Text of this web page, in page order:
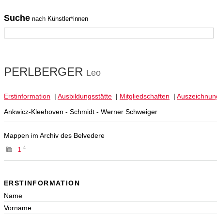
Suche nach Künstler*innen
PERLBERGER Leo
Erstinformation | Ausbildungsstätte | Mitgliedschaften |
Ankwicz-Kleehoven - Schmidt - Werner Schweiger
Mappen im Archiv des Belvedere
1
4
ERSTINFORMATION
Name
Vorname